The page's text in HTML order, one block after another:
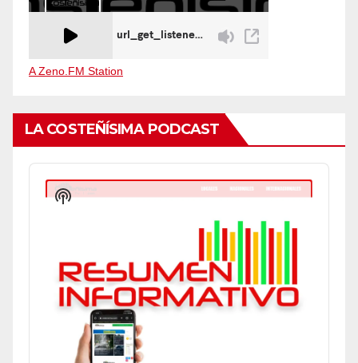
A Zeno.FM Station
LA COSTEÑÍSIMA PODCAST
Audio
Player
Show